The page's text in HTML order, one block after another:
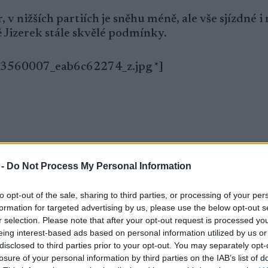
Do Not Process My Personal Information
opt-out of the sale, sharing to third parties, or processing of your
for targeted advertising by us, please use the below opt-out
selection. Please note that after your opt-out request is processed
interest-based ads based on personal information utilized by us
to third parties prior to your opt-out. You may separately
of your personal information by third parties on the IAB’s list of
nižších partiích je sněhu méně, ale vše sjízdné i
stále skvělé podmínky.
*]
okruh z Bedřichova (Bedřichov – Nová
– Nová Louka – Bedřichov) a jižní část
– upravíme v noci z pátku na sobotu.
*]